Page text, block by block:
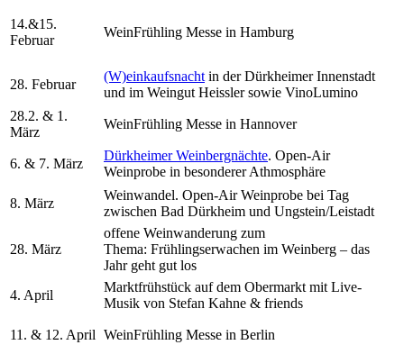
14.&15.
Februar
WeinFrühling Messe in Hamburg
28. Februar
(W)einkaufsnacht in der Dürkheimer Innenstadt
und im Weingut Heissler sowie VinoLumino
28.2. & 1.
März
WeinFrühling Messe in Hannover
6. & 7. März
Dürkheimer Weinbergnächte. Open-Air
Weinprobe in besonderer Athmosphäre
8. März
Weinwandel. Open-Air Weinprobe bei Tag
zwischen Bad Dürkheim und Ungstein/Leistadt
28. März
offene Weinwanderung zum
Thema: Frühlingserwachen im Weinberg – das
Jahr geht gut los
4. April
Marktfrühstück auf dem Obermarkt mit Live-
Musik von Stefan Kahne & friends
11. & 12. April WeinFrühling Messe in Berlin